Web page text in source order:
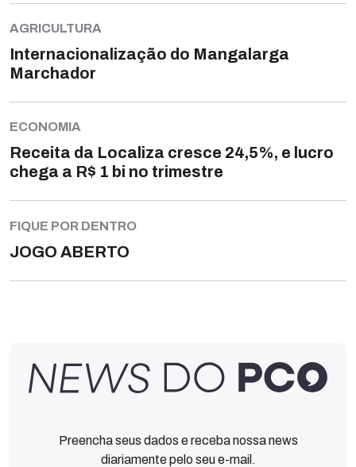
AGRICULTURA
Internacionalização do Mangalarga
Marchador
ECONOMIA
Receita da Localiza cresce 24,5%, e lucro
chega a R$ 1 bi no trimestre
FIQUE POR DENTRO
JOGO ABERTO
Preencha seus dados e receba nossa news
diariamente pelo seu e-mail.